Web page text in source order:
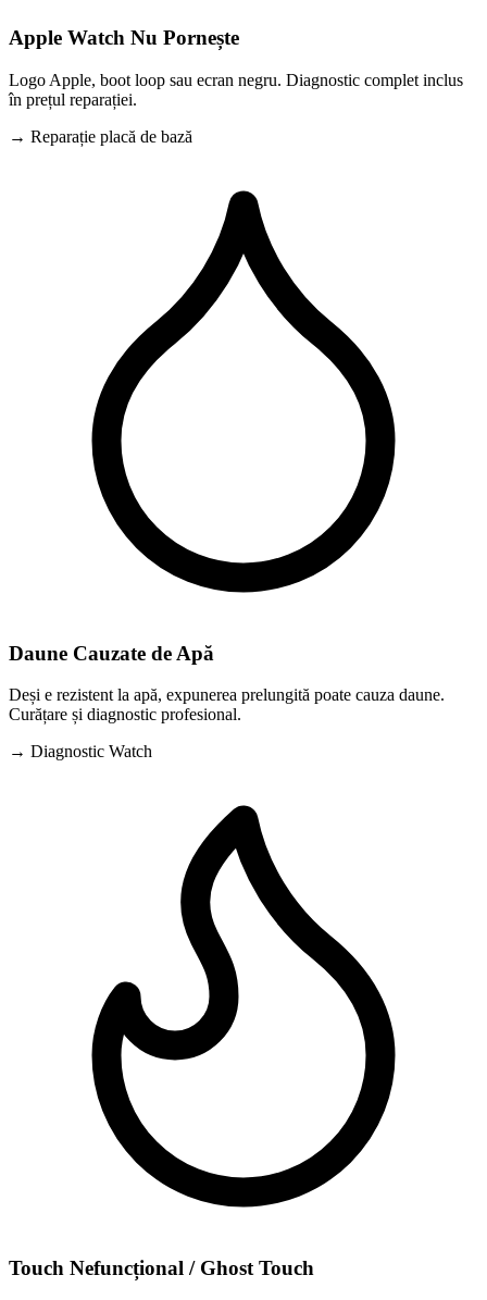
Apple Watch Nu Pornește
Logo Apple, boot loop sau ecran negru. Diagnostic complet inclus
în prețul reparației.
→ Reparație placă de bază
Daune Cauzate de Apă
Deși e rezistent la apă, expunerea prelungită poate cauza daune.
Curățare și diagnostic profesional.
→ Diagnostic Watch
Touch Nefuncțional / Ghost Touch